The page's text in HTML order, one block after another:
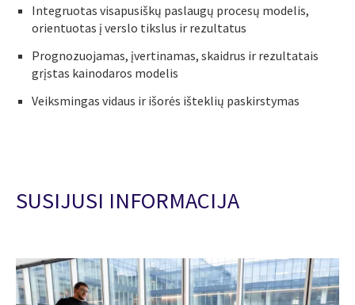
Integruotas visapusiškų paslaugų procesų modelis,
orientuotas į verslo tikslus ir rezultatus
Prognozuojamas, įvertinamas, skaidrus ir rezultatais
grįstas kainodaros modelis
Veiksmingas vidaus ir išorės išteklių paskirstymas
SUSIJUSI INFORMACIJA